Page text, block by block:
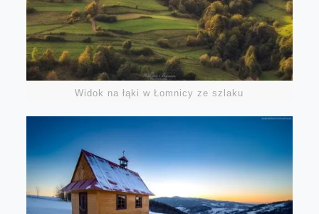
Widok na łąki w Łomnicy ze szlaku